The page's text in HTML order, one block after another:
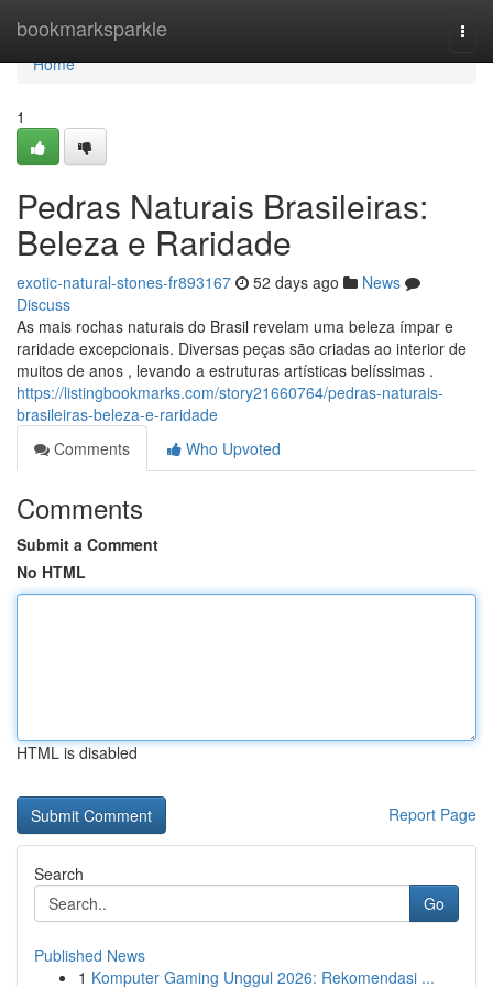
bookmarksparkle
Home
Home
1
Pedras Naturais Brasileiras:
Beleza e Raridade
exotic-natural-stones-fr893167 52 days ago
News
Discuss
As mais rochas naturais do Brasil revelam uma beleza ímpar e
raridade excepcionais. Diversas peças são criadas ao interior de
muitos de anos , levando a estruturas artísticas belíssimas .
https://listingbookmarks.com/story21660764/pedras-naturais-
brasileiras-beleza-e-raridade
Comments
Who Upvoted
Comments
Submit a Comment
No HTML
HTML is disabled
Report Page
Search
Go
Published News
1 Komputer Gaming Unggul 2026: Rekomendasi ...